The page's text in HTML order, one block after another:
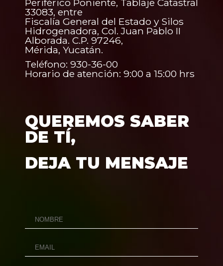
Periférico Poniente, Tablaje Catastral
33083, entre
Fiscalía General del Estado y Silos
Hidrogenadora, Col. Juan Pablo II
Alborada. C.P. 97246,
Mérida, Yucatán.
Teléfono: 930-36-00
Horario de atención: 9:00 a 15:00 hrs
QUEREMOS SABER
DE TÍ,
DEJA TU MENSAJE